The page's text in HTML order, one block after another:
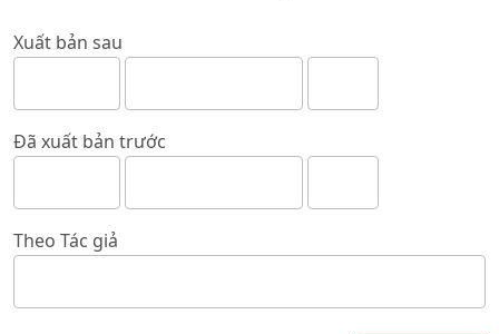
Xuất bản sau
Đã xuất bản trước
Theo Tác giả